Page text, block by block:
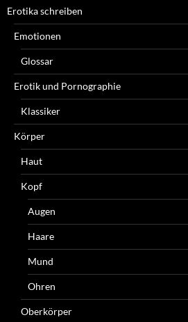
Erotika schreiben
Emotionen
Glossar
Erotik und Pornographie
Klassiker
Körper
Haut
Kopf
Augen
Haare
Mund
Ohren
Oberkörper